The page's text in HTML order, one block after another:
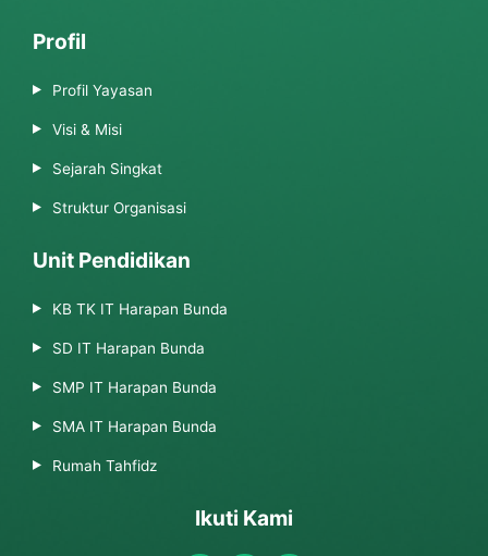
Profil
Profil Yayasan
Visi & Misi
Sejarah Singkat
Struktur Organisasi
Unit Pendidikan
KB TK IT Harapan Bunda
SD IT Harapan Bunda
SMP IT Harapan Bunda
SMA IT Harapan Bunda
Rumah Tahfidz
Ikuti Kami